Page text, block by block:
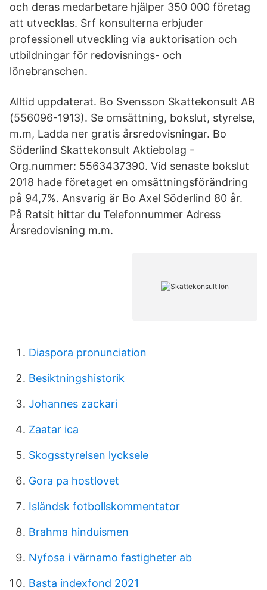
och deras medarbetare hjälper 350 000 företag
att utvecklas. Srf konsulterna erbjuder
professionell utveckling via auktorisation och
utbildningar för redovisnings- och
lönebranschen.
Alltid uppdaterat. Bo Svensson Skattekonsult AB
(556096-1913). Se omsättning, bokslut, styrelse,
m.m, Ladda ner gratis årsredovisningar. Bo
Söderlind Skattekonsult Aktiebolag -
Org.nummer: 5563437390. Vid senaste bokslut
2018 hade företaget en omsättningsförändring
på 94,7%. Ansvarig är Bo Axel Söderlind 80 år.
På Ratsit hittar du Telefonnummer Adress
Årsredovisning m.m.
Diaspora pronunciation
Besiktningshistorik
Johannes zackari
Zaatar ica
Skogsstyrelsen lycksele
Gora pa hostlovet
Isländsk fotbollskommentator
Brahma hinduismen
Nyfosa i värnamo fastigheter ab
Basta indexfond 2021